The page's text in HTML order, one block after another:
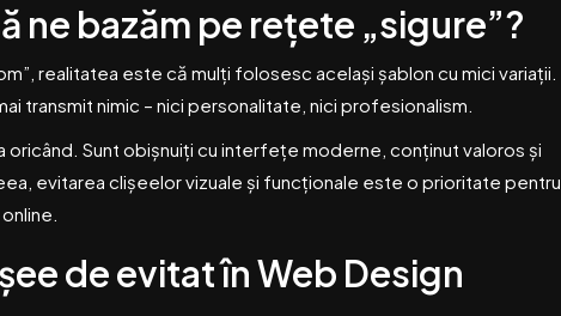
ne bazăm pe rețete „sigure”?
realitatea este că mulți folosesc același șablon cu mici variații.
transmit nimic – nici personalitate, nici profesionalism.
oricând. Sunt obișnuiți cu interfețe moderne, conținut valoros și
evitarea clișeelor vizuale și funcționale este o prioritate pentru
de evitat în Web Design